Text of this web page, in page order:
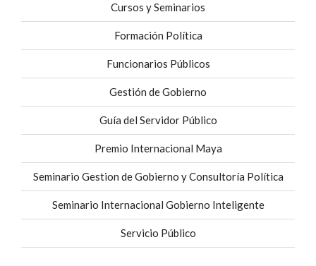
Cursos y Seminarios
Formación Política
Funcionarios Públicos
Gestión de Gobierno
Guía del Servidor Público
Premio Internacional Maya
Seminario Gestion de Gobierno y Consultoría Política
Seminario Internacional Gobierno Inteligente
Servicio Público